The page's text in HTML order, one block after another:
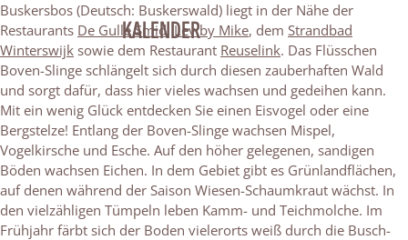
KALENDER
Buskersbos (Deutsch: Buskerswald) liegt in der Nähe der
Restaurants De Gulle Smid, Lev by Mike, dem Strandbad
Winterswijk sowie dem Restaurant Reuselink. Das Flüsschen
Boven-Slinge schlängelt sich durch diesen zauberhaften Wald
und sorgt dafür, dass hier vieles wachsen und gedeihen kann.
Mit ein wenig Glück entdecken Sie einen Eisvogel oder eine
Bergstelze! Entlang der Boven-Slinge wachsen Mispel,
Vogelkirsche und Esche. Auf den höher gelegenen, sandigen
Böden wachsen Eichen. In dem Gebiet gibt es Grünlandflächen,
auf denen während der Saison Wiesen-Schaumkraut wächst. In
den vielzähligen Tümpeln leben Kamm- und Teichmolche. Im
Frühjahr färbt sich der Boden vielerorts weiß durch die Busch-